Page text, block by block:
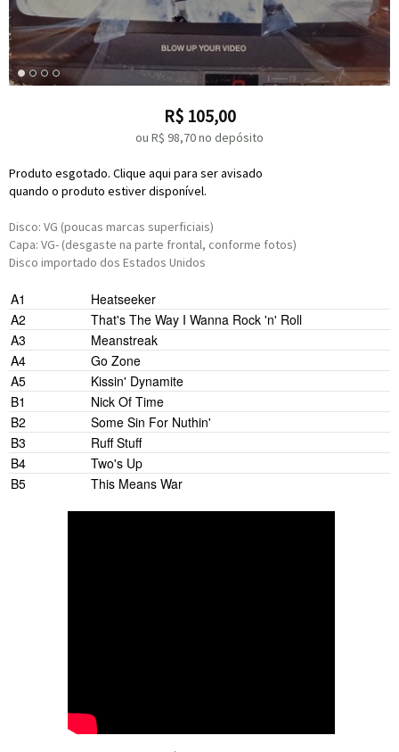
R$ 105,00
ou R$ 98,70no depósito
Produto esgotado. Clique aqui para ser avisado
quando o produto estiver disponível.
Disco: VG (poucas marcas superficiais)
Capa: VG- (desgaste na parte frontal, conforme fotos)
Disco importado dos Estados Unidos
A1
Heatseeker
A2
That's The Way I Wanna Rock 'n' Roll
A3
Meanstreak
A4
Go Zone
A5
Kissin' Dynamite
B1
Nick Of Time
B2
Some Sin For Nuthin'
B3
Ruff Stuff
B4
Two's Up
B5
This Means War